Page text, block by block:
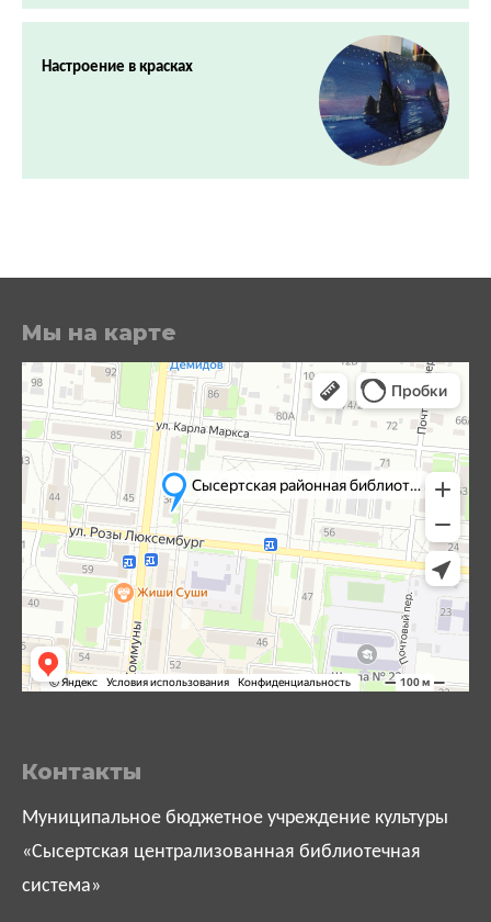
Настроение в красках
Мы на карте
Контакты
Муниципальное бюджетное учреждение культуры
«Сысертская централизованная библиотечная
система»